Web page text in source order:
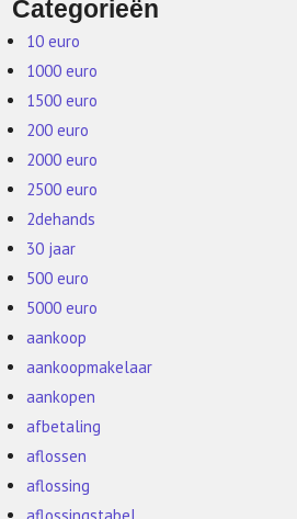
Categorieën
10 euro
1000 euro
1500 euro
200 euro
2000 euro
2500 euro
2dehands
30 jaar
500 euro
5000 euro
aankoop
aankoopmakelaar
aankopen
afbetaling
aflossen
aflossing